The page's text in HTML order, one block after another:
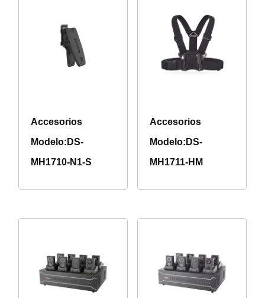
Accesorios
Modelo:DS-
MH1710-N1-S
Accesorios
Modelo:DS-
MH1711-HM